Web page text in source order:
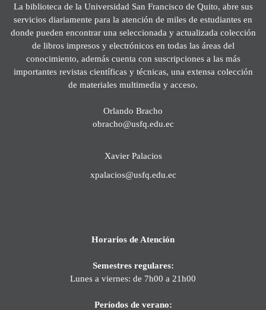
La biblioteca de la Universidad San Francisco de Quito, abre sus
servicios diariamente para la atención de miles de estudiantes en
donde pueden encontrar una seleccionada y actualizada colección
de libros impresos y electrónicos en todas las áreas del
conocimiento, además cuenta con suscripciones a las más
importantes revistas científicas y técnicas, una extensa colección
de materiales multimedia y acceso.
Orlando Bracho
obracho@usfq.edu.ec
Xavier Palacios
xpalacios@usfq.edu.ec
Horarios de Atención
Semestres regulares:
Lunes a viernes: de 7h00 a 21h00
Períodos de verano: